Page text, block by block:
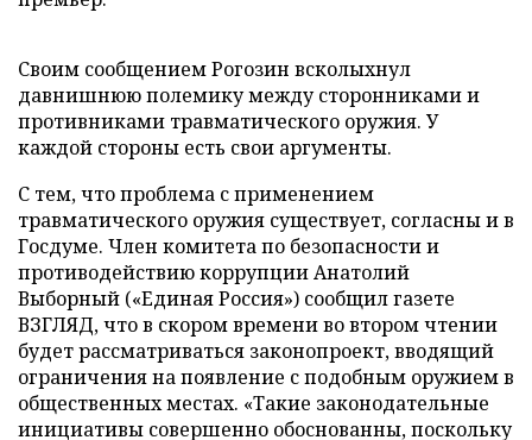
Своим сообщением Рогозин всколыхнул
давнишнюю полемику между сторонниками и
противниками травматического оружия. У
каждой стороны есть свои аргументы.
С тем, что проблема с применением
травматического оружия существует, согласны и в
Госдуме. Член комитета по безопасности и
противодействию коррупции Анатолий
Выборный («Единая Россия») сообщил газете
ВЗГЛЯД, что в скором времени во втором чтении
будет рассматриваться законопроект, вводящий
ограничения на появление с подобным оружием в
общественных местах. «Такие законодательные
инициативы совершенно обоснованны, поскольку